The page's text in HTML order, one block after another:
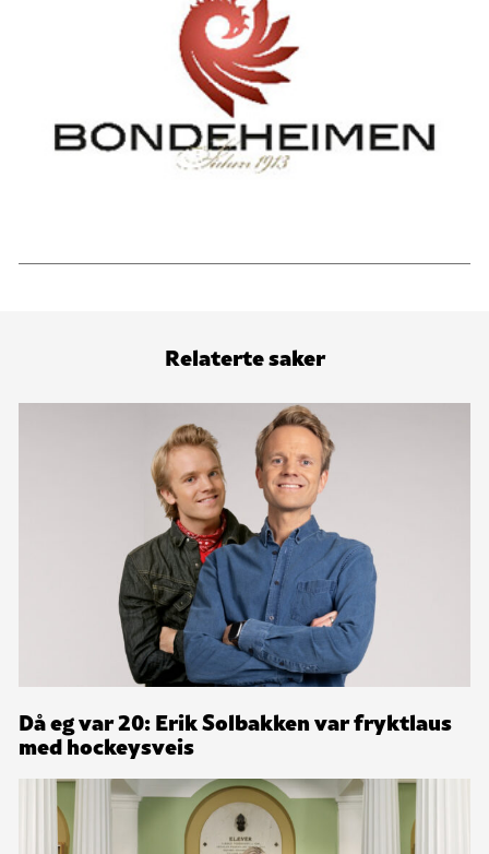
Relaterte saker
Då eg var 20: Erik Solbakken var fryktlaus
med hockeysveis